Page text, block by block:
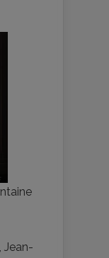
Jean-